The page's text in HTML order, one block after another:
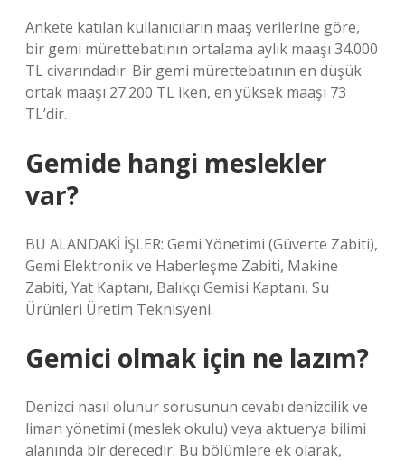
Ankete katılan kullanıcıların maaş verilerine göre,
bir gemi mürettebatının ortalama aylık maaşı 34.000
TL civarındadır. Bir gemi mürettebatının en düşük
ortak maaşı 27.200 TL iken, en yüksek maaşı 73
TL’dir.
Gemide hangi meslekler
var?
BU ALANDAKİ İŞLER: Gemi Yönetimi (Güverte Zabiti),
Gemi Elektronik ve Haberleşme Zabiti, Makine
Zabiti, Yat Kaptanı, Balıkçı Gemisi Kaptanı, Su
Ürünleri Üretim Teknisyeni.
Gemici olmak için ne lazım?
Denizci nasıl olunur sorusunun cevabı denizcilik ve
liman yönetimi (meslek okulu) veya aktuerya bilimi
alanında bir derecedir. Bu bölümlere ek olarak,